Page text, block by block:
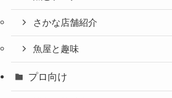
さかな店舗紹介
魚屋と趣味
プロ向け